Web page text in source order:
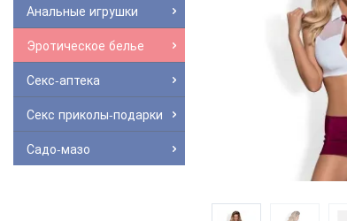
Анальные игрушки
Эротическое белье
Секс-аптека
Секс приколы-подарки
Садо-мазо